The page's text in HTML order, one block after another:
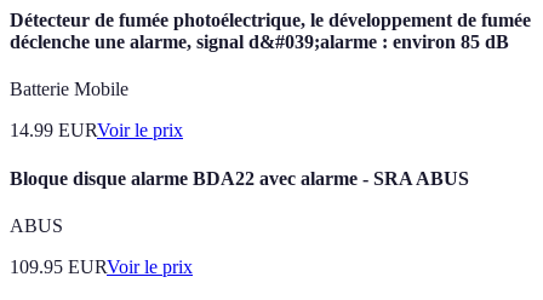
Détecteur de fumée photoélectrique, le développement de fumée
déclenche une alarme, signal d&#039;alarme : environ 85 dB
Batterie Mobile
14.99 EURVoir le prix
Bloque disque alarme BDA22 avec alarme - SRA ABUS
ABUS
109.95 EURVoir le prix